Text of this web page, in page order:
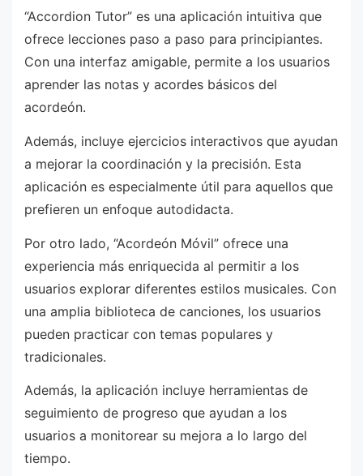
“Accordion Tutor” es una aplicación intuitiva que
ofrece lecciones paso a paso para principiantes.
Con una interfaz amigable, permite a los usuarios
aprender las notas y acordes básicos del
acordeón.
Además, incluye ejercicios interactivos que ayudan
a mejorar la coordinación y la precisión. Esta
aplicación es especialmente útil para aquellos que
prefieren un enfoque autodidacta.
Por otro lado, “Acordeón Móvil” ofrece una
experiencia más enriquecida al permitir a los
usuarios explorar diferentes estilos musicales. Con
una amplia biblioteca de canciones, los usuarios
pueden practicar con temas populares y
tradicionales.
Además, la aplicación incluye herramientas de
seguimiento de progreso que ayudan a los
usuarios a monitorear su mejora a lo largo del
tiempo.